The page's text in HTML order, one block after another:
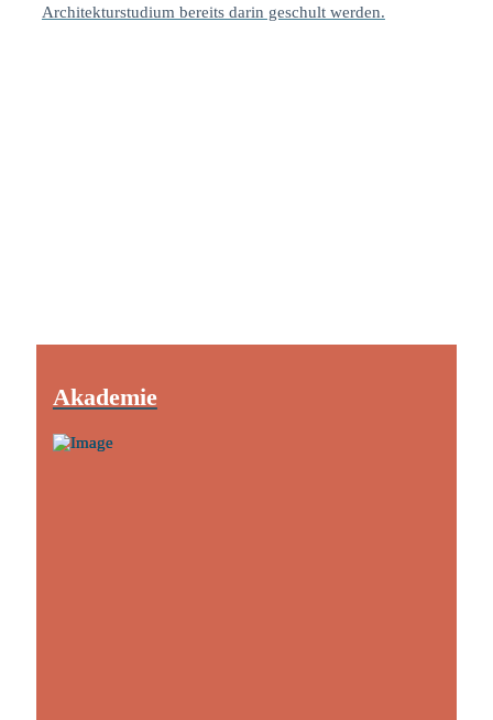
Architekturstudium bereits darin geschult werden.
Akademie